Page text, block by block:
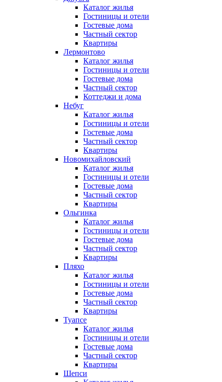
Каталог жилья
Гостиницы и отели
Гостевые дома
Частный сектор
Квартиры
Лермонтово
Каталог жилья
Гостиницы и отели
Гостевые дома
Частный сектор
Коттеджи и дома
Небуг
Каталог жилья
Гостиницы и отели
Гостевые дома
Частный сектор
Квартиры
Новомихайловский
Каталог жилья
Гостиницы и отели
Гостевые дома
Частный сектор
Квартиры
Ольгинка
Каталог жилья
Гостиницы и отели
Гостевые дома
Частный сектор
Квартиры
Пляхо
Каталог жилья
Гостиницы и отели
Гостевые дома
Частный сектор
Квартиры
Туапсе
Каталог жилья
Гостиницы и отели
Гостевые дома
Частный сектор
Квартиры
Шепси